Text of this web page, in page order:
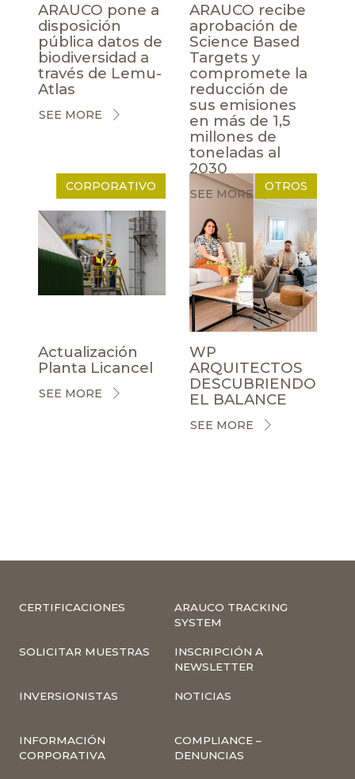
ARAUCO pone a
disposición
pública datos de
biodiversidad a
través de Lemu-
Atlas
SEE MORE
ARAUCO recibe
aprobación de
Science Based
Targets y
compromete la
reducción de
sus emisiones
en más de 1,5
millones de
toneladas al
2030
SEE MORE
CORPORATIVO
Actualización
Planta Licancel
SEE MORE
OTROS
WP
ARQUITECTOS
DESCUBRIENDO
EL BALANCE
SEE MORE
CERTIFICACIONES
ARAUCO TRACKING
SYSTEM
SOLICITAR MUESTRAS
INSCRIPCIÓN A
NEWSLETTER
INVERSIONISTAS NOTICIAS
INFORMACIÓN
CORPORATIVA
COMPLIANCE –
DENUNCIAS